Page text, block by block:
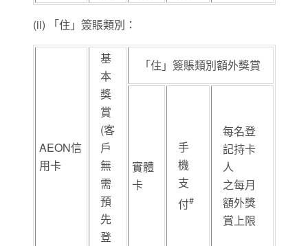
(ii) 「住」簽賬類別：
AEON信
用卡
基
本
獎
賞
(客
戶
無
需
預
先
登
「住」簽賬類別額外獎賞
實體
卡
手
機
支
付#
每名登
記持卡
人
之每月
額外獎
賞上限